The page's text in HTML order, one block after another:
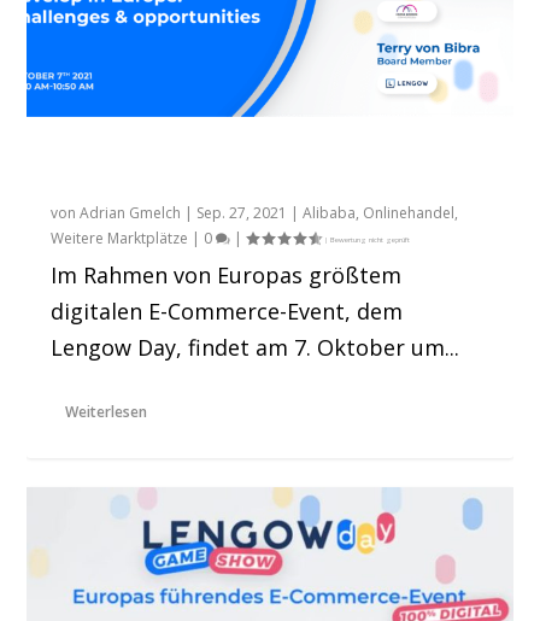
vonAdrian Gmelch | Sep. 27, 2021 |Alibaba, Onlinehandel,
Weitere Marktplätze | 0 |
Im Rahmen von Europas größtem
digitalen E-Commerce-Event, dem
Lengow Day, findet am 7. Oktober um...
Weiterlesen